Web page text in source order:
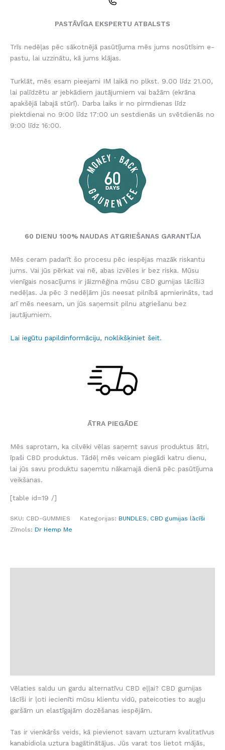
PASTĀVĪGA EKSPERTU ATBALSTS
Trīs nedēļas pēc sākotnējā pasūtījuma mēs jums nosūtīsim e-
pastu, lai uzzinātu, kā jums klājas.
Turklāt, mēs esam pieejami IM laikā no plkst. 9.00 līdz 21.00,
lai palīdzētu ar jebkādiem jautājumiem vai bažām (ekrāna
apakšējā labajā stūrī). Darba laiks ir no pirmdienas līdz
piektdienai no 9:00 līdz 17:00 un sestdienās un svētdienās no
9:00 līdz 16:00.
60 DIENU 100% NAUDAS ATGRIEŠANAS GARANTĪJA
Mēs ceram padarīt šo procesu pēc iespējas mazāk riskantu
jums. Vai jūs pērkat vai nē, abas izvēles ir bez riska. Mūsu
vienīgais nosacījums ir jāizmēģina mūsu CBD gumijas lācīši3
nedēļas. Ja pēc 3 nedēļām jūs neesat pilnībā apmierināts, tad
arī mēs neesam, un jūs saņemsit pilnu atgriešanu bez
jautājumiem.
Lai iegūtu papildinformāciju, noklikšķiniet šeit.
ĀTRA PIEGĀDE
Mēs saprotam, ka cilvēki vēlas saņemt savus produktus ātri,
īpaši CBD produktus. Tādēļ mēs veicam piegādi katru dienu,
lai jūs savu produktu saņemtu nākamajā dienā pēc pasūtījuma
veikšanas.
[table id=19 /]
SKU: CBD-GUMMIES Kategorijas: BUNDLES, CBD gumijas lācīši
Zīmols: Dr Hemp Me
Vēlaties saldu un gardu alternatīvu CBD eļļai? CBD gumijas
lācīši ir ļoti iecienīti mūsu klientu vidū, pateicoties to augļu
garšām un elastīgajām dozēšanas iespējām.
Tas ir vienkāršs veids, kā pievienot savam uzturam kvalitatīvus
kanabidiola uztura bagātinātājus. Jūs varat tos lietot mājās,